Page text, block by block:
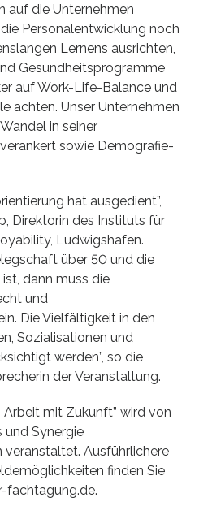
auf die Unternehmen
Personalentwicklung noch
Lernens ausrichten,
Gesundheitsprogramme
auf Work-Life-Balance und
achten. Unser Unternehmen
in seiner
sowie Demografie-
hat ausgedient”,
Direktorin des Instituts für
Ludwigshafen.
über 50 und die
dann muss die
und
Die Vielfältigkeit in den
Sozialisationen und
werden”, so die
der Veranstaltung.
mit Zukunft” wird von
und Synergie
Ausführlichere
finden Sie
fachtagung.de.